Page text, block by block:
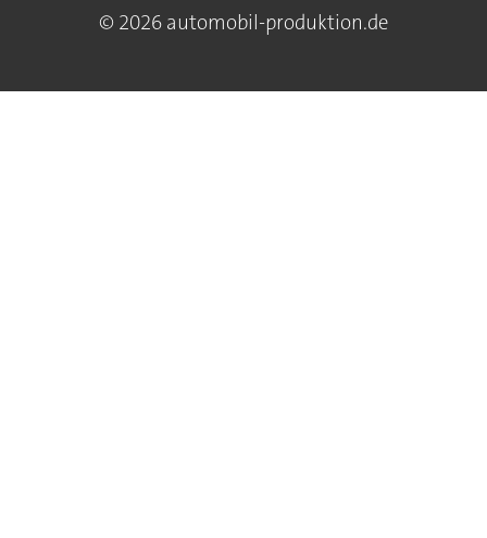
© 2026 automobil-produktion.de